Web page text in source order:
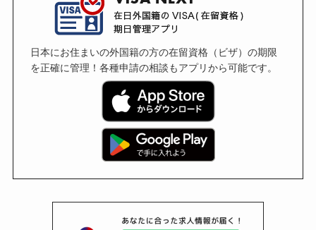
日本にお住まいの外国籍の方の在留資格（ビザ）の期限
を正確に管理！各種申請の相談もアプリから可能です。